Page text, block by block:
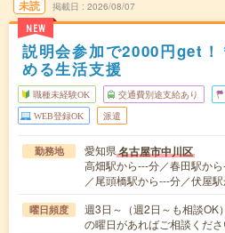
未読
NEW
掲載日 2026/08/07
説明会参加で2000円get！
める生活支援
職種未経験OK 交通費別途支給あり
WEB登録OK 派遣
勤務地 愛知県名古屋市中川区
高畑駅から---分／春田駅か
／尾頭橋駅から---分／伏屋
曜日頻度
週3日～（週2日～も相談OK
の曜日があればご相談くださ